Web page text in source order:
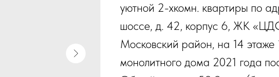
уютной 2-хкомн. квартиры по
шоссе, д. 42, корпус 6, ЖК
Московский район, на 14 этаже
монолитного дома 2021 года